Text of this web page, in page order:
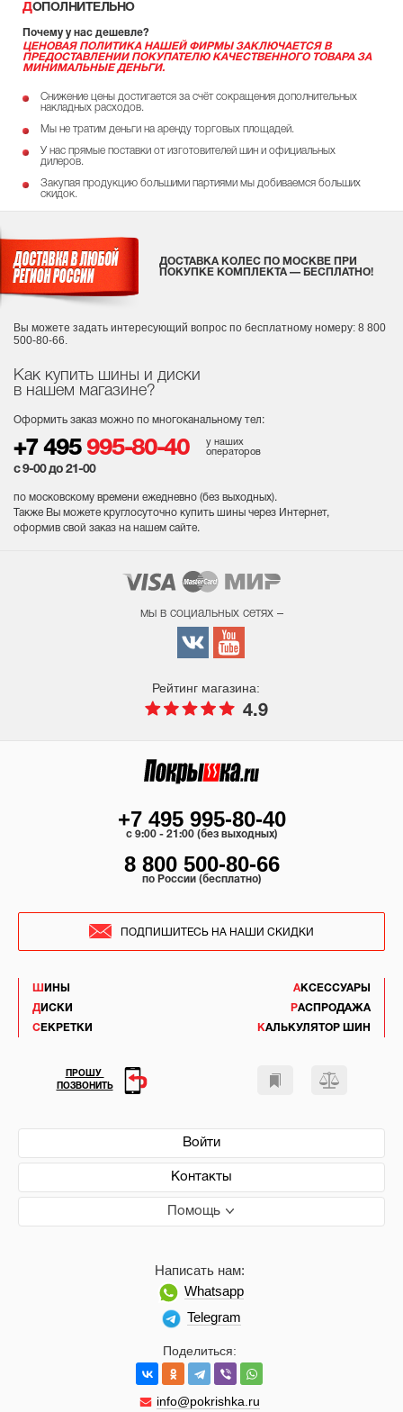
ДОПОЛНИТЕЛЬНО
Почему у нас дешевле?
ЦЕНОВАЯ ПОЛИТИКА НАШЕЙ ФИРМЫ ЗАКЛЮЧАЕТСЯ В
ПРЕДОСТАВЛЕНИИ ПОКУПАТЕЛЮ КАЧЕСТВЕННОГО ТОВАРА ЗА
МИНИМАЛЬНЫЕ ДЕНЬГИ.
Снижение цены достигается за счёт сокращения дополнительных
накладных расходов.
Мы не тратим деньги на аренду торговых площадей.
У нас прямые поставки от изготовителей шин и официальных
дилеров.
Закупая продукцию большими партиями мы добиваемся больших
скидок.
Как купить шины и диски
в нашем магазине?
Оформить заказ можно по многоканальному тел:
+7 495 995-80-40
у наших
операторов
с 9-00 до 21-00
по московскому времени ежедневно (без выходных).
Также Вы можете круглосуточно купить шины через Интернет,
оформив свой заказ на нашем сайте.
ДОСТАВКА КОЛЕС ПО МОСКВЕ ПРИ
ПОКУПКЕ КОМПЛЕКТА — БЕСПЛАТНО!
Вы можете задать интересующий вопрос по бесплатному номеру: 8 800
500-80-66.
мы в социальных сетях –
Рейтинг магазина:
4.9
ШИНЫ
ДИСКИ
СЕКРЕТКИ
АКСЕССУАРЫ
РАСПРОДАЖА
КАЛЬКУЛЯТОР ШИН
Войти
Контакты
Помощь
Поделиться:
info@pokrishka.ru
Написать нам:
Whatsapp
Telegram
+7 495 995-80-40
c 9:00 - 21:00 (без выходных)
8 800 500-80-66
по России (бесплатно)
ПОДПИШИТЕСЬ НА НАШИ СКИДКИ
ПРОШУ
ПОЗВОНИТЬ